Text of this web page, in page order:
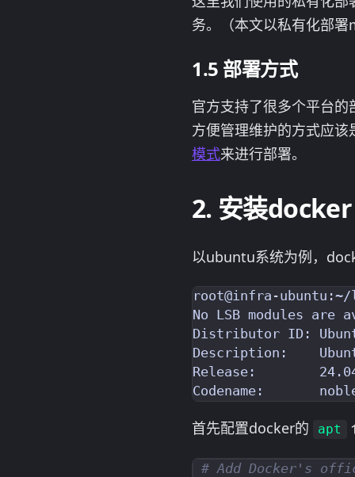
务。（本文以私有化部
部署方式
官方支持了很多个平台
方便管理维护的方式应
模式来进行部署。
安装
以ubuntu系统为例，
root@infra-
No LSB modules are
Distributor ID:
Description:
Release:
首先配置docker的 apt
# Add Docker's